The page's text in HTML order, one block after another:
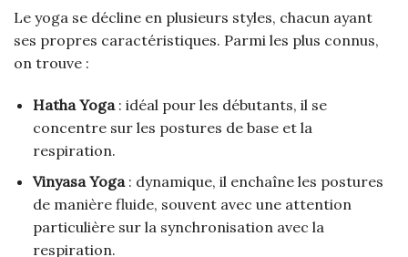
Le yoga se décline en plusieurs styles, chacun ayant
ses propres caractéristiques. Parmi les plus connus,
on trouve :
Hatha Yoga: idéal pour les débutants, il se
concentre sur les postures de base et la
respiration.
Vinyasa Yoga: dynamique, il enchaîne les postures
de manière fluide, souvent avec une attention
particulière sur la synchronisation avec la
respiration.